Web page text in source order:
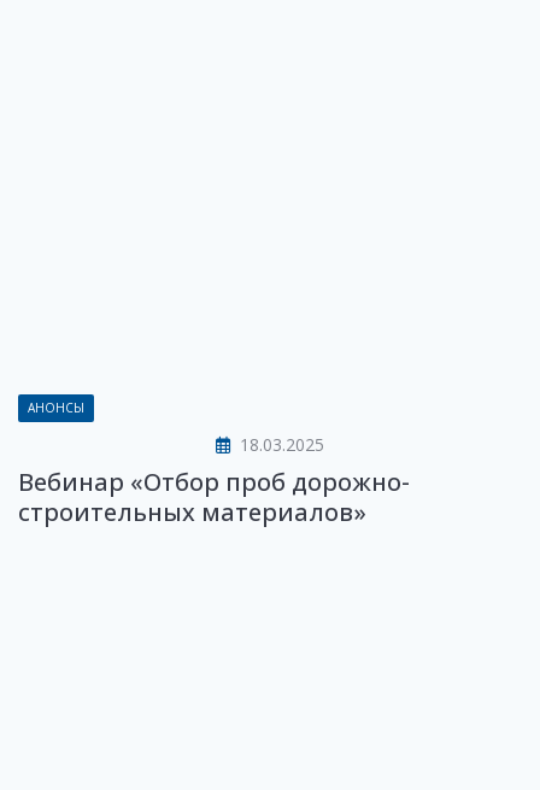
АНОНСЫ
18.03.2025
Вебинар «Отбор проб дорожно-
строительных материалов»